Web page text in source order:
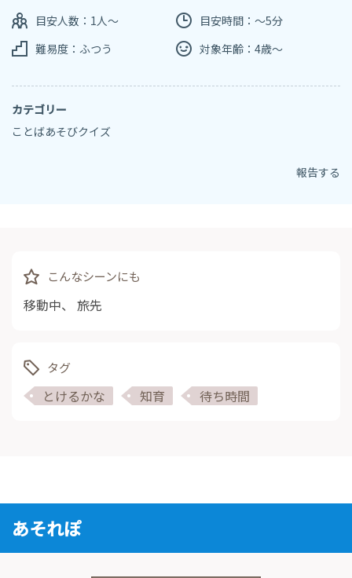
目安人数：1人～
目安時間：～5分
難易度：ふつう
対象年齢：4歳～
カテゴリー
ことばあそびクイズ
報告する
こんなシーンにも
移動中、 旅先
タグ
とけるかな 知育 待ち時間
あそれぽ